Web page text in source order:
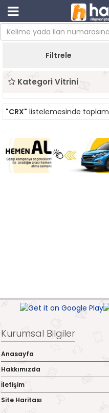
Filtrele
Kategori Vitrini
"CRX" listelemesinde toplam
Kurumsal Bilgiler
Anasayfa
Hakkımızda
İletişim
Site Haritası